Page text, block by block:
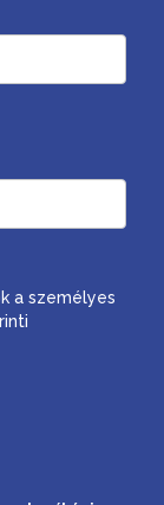
a személyes